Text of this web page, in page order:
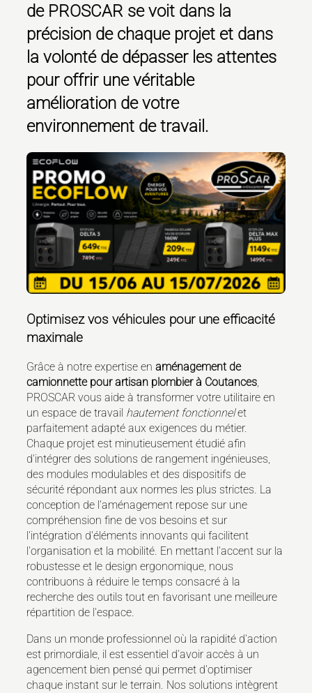
de PROSCAR se voit dans la
précision de chaque projet et dans
la volonté de dépasser les attentes
pour offrir une véritable
amélioration de votre
environnement de travail.
Optimisez vos véhicules pour une efficacité
maximale
Grâce à notre expertise enaménagement de
camionnette pour artisan plombier à Coutances,
PROSCAR vous aide à transformer votre utilitaire en
un espace de travail hautement fonctionnelet
parfaitement adapté aux exigences du métier.
Chaque projet est minutieusement étudié afin
d'intégrer des solutions de rangement ingénieuses,
des modules modulables et des dispositifs de
sécurité répondant aux normes les plus strictes. La
conception de l'aménagement repose sur une
compréhension fine de vos besoins et sur
l'intégration d'éléments innovants qui facilitent
l'organisation et la mobilité. En mettant l'accent sur la
robustesse et le design ergonomique, nous
contribuons à réduire le temps consacré à la
recherche des outils tout en favorisant une meilleure
répartition de l'espace.
Dans un monde professionnel où la rapidité d'action
est primordiale, il est essentiel d'avoir accès à un
agencement bien pensé qui permet d'optimiser
chaque instant sur le terrain. Nos solutions intègrent